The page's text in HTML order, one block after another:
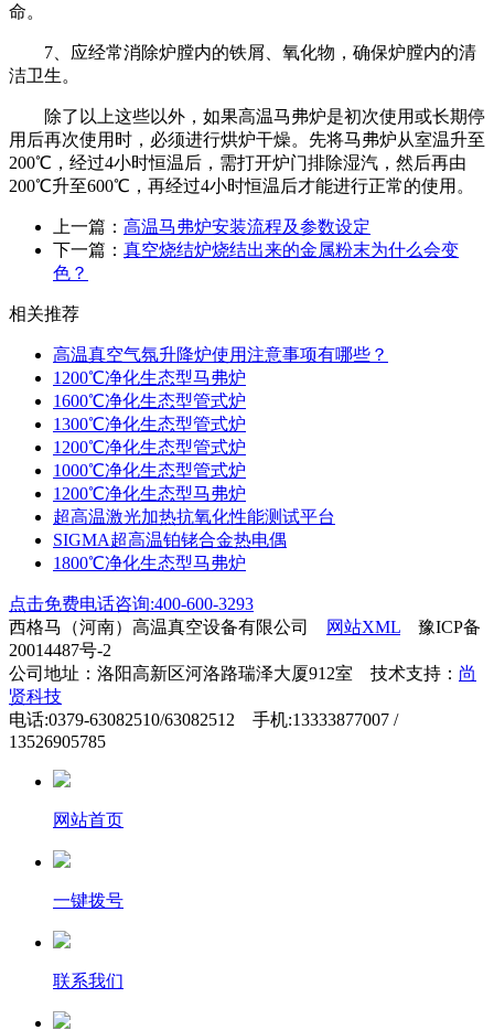
命。
7 、应经常消除炉膛内的铁屑、氧化物，确保炉膛内的清
洁卫生。
除了以上这些以外，如果高温马弗炉是初次使用或长期停
用后再次使用时，必须进行烘炉干燥。先将马弗炉从室温升至
200℃，经过4小时恒温后，需打开炉门排除湿汽，然后再由
200℃升至600℃，再经过4小时恒温后才能进行正常的使用。
上一篇： 高温马弗炉安装流程及参数设定
下一篇： 真空烧结炉烧结出来的金属粉末为什么会变
色？
相关推荐
高温真空气氛升降炉使用注意事项有哪些？
1200℃净化生态型马弗炉
1600℃净化生态型管式炉
1300℃净化生态型管式炉
1200℃净化生态型管式炉
1000℃净化生态型管式炉
1200℃净化生态型马弗炉
超高温激光加热抗氧化性能测试平台
SIGMA超高温铂铑合金热电偶
1800℃净化生态型马弗炉
点击免费电话咨询:400-600-3293
西格马（河南）高温真空设备有限公司
网站XML 豫ICP备
20014487号-2
公司地址：洛阳高新区河洛路瑞泽大厦912室 技术支持： 尚
贤科技
电话:0379-63082510/63082512 手机:13333877007 /
13526905785
网站首页
一键拨号
联系我们